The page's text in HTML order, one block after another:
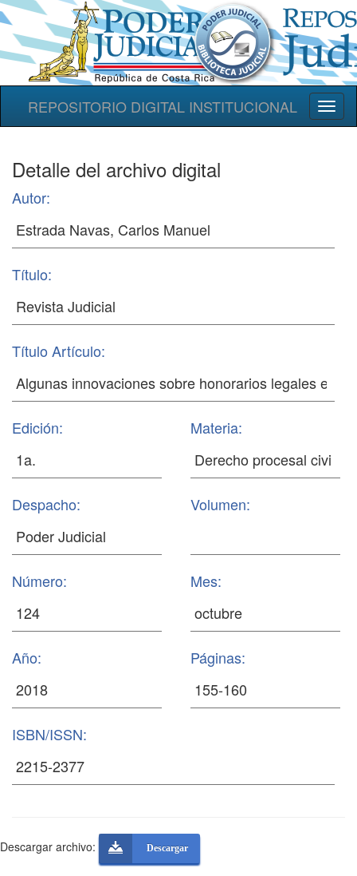
REPOSITORIO DIGITAL INSTITUCIONAL
Detalle del archivo digital
Autor:
Título:
Título Artículo:
Edición: Materia:
Despacho: Volumen:
Número: Mes:
Año: Páginas:
ISBN/ISSN:
Descargar archivo: Descargar